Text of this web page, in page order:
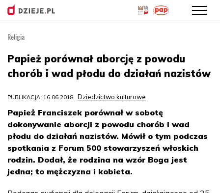
treści
Religia
Papież porównał aborcję z powodu
chorób i wad płodu do działań nazistów
PUBLIKACJA: 16.06.2018 Dziedzictwo kulturowe
Papież Franciszek porównał w sobotę
dokonywanie aborcji z powodu chorób i wad
płodu do działań nazistów. Mówił o tym podczas
spotkania z Forum 500 stowarzyszeń włoskich
rodzin. Dodał, że rodzina na wzór Boga jest
jedna; to mężczyzna i kobieta.